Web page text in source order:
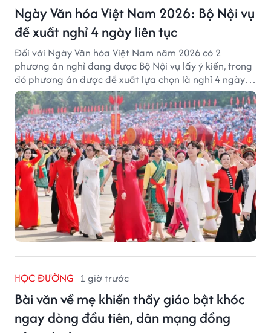
Ngày Văn hóa Việt Nam 2026: Bộ Nội vụ
đề xuất nghỉ 4 ngày liên tục
Đối với Ngày Văn hóa Việt Nam năm 2026 có 2
phương án nghỉ đang được Bộ Nội vụ lấy ý kiến, trong
đó phương án được đề xuất lựa chọn là nghỉ 4 ngày
liên tục từ 21/11 đến 24/11, đồng thời hoán đổi 1 ngày
làm việc sang thứ Bảy (28/11).
HỌC ĐƯỜNG 1 giờ trước
Bài văn về mẹ khiến thầy giáo bật khóc
ngay dòng đầu tiên, dân mạng đồng